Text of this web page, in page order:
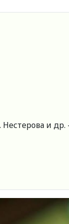
Нестерова и